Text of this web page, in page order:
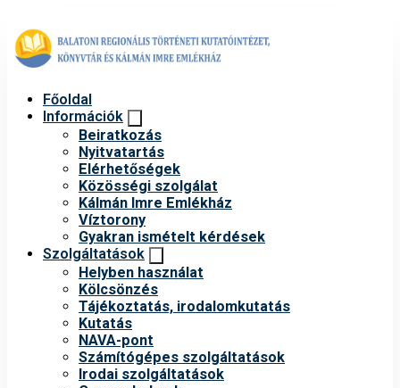
Főoldal
Információk
Beiratkozás
Nyitvatartás
Elérhetőségek
Közösségi szolgálat
Kálmán Imre Emlékház
Víztorony
Gyakran ismételt kérdések
Szolgáltatások
Helyben használat
Kölcsönzés
Tájékoztatás, irodalomkutatás
Kutatás
NAVA-pont
Számítógépes szolgáltatások
Irodai szolgáltatások